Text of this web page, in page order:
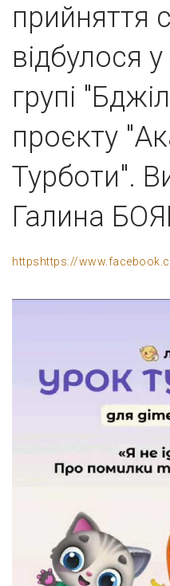
прийняття
відбулося
групі
проєкту
Турботи".
Галина
httpshttps://